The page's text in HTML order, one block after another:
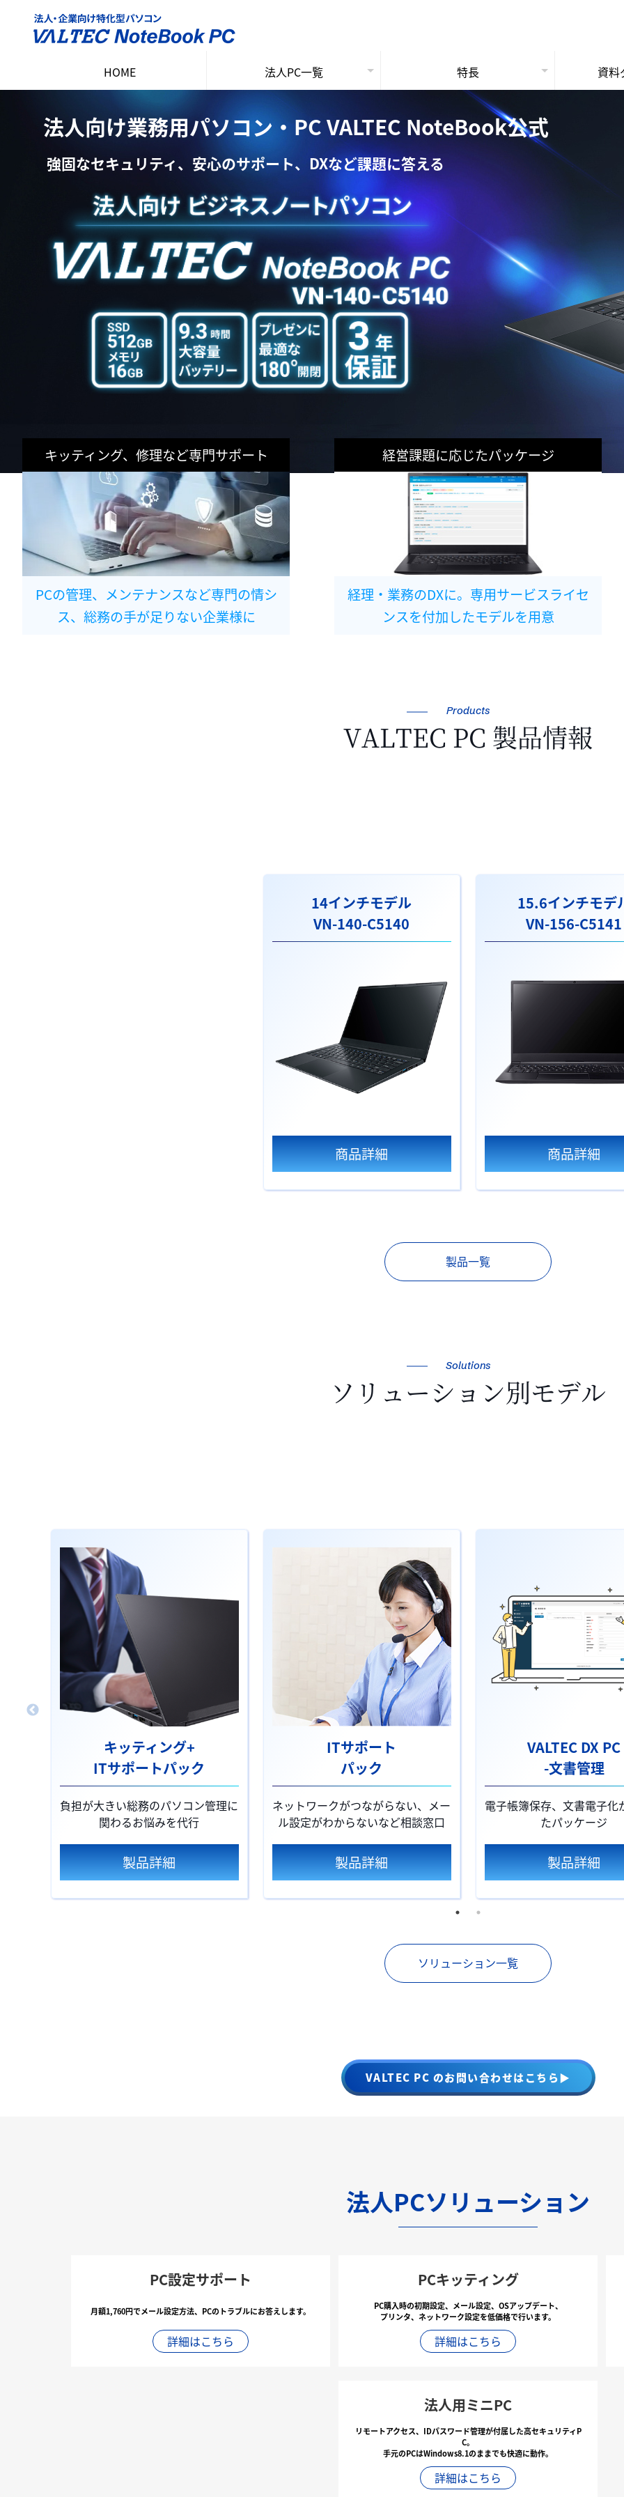
HOME 法人PC一覧
14インチ ノートPC
15インチ ノートPC
ソリューション
特長
法人専門の理由
3年保証
法人PC保守サービス
資料
法人向け業務用パソコン・PC VALTEC NoteBook公式
強固なセキュリティ、安心のサポート、DXなど課題に答える
キッティング、修理など専門サポート
PCの管理、メンテナンスなど専門の情シ
ス、総務の手が足りない企業様に
経営課題に応じたパッケージ
経理・業務のDXに。専用サービスライセ
ンスを付加したモデルを用意
Products
VALTEC PC 製品情報
14インチモデル
VN-140-C5140
商品詳細
15.6インチモデ
VN-156-C5141
商品詳細
製品一覧
Solutions
ソリューション別モデル
キッティング+
ITサポートパック
負担が大きい総務のパソコン管理に
関わるお悩みを代行
製品詳細
ITサポート
パック
ネットワークがつながらない、メー
ル設定がわからないなど相談窓口
製品詳細
VALTEC DX PC
-文書管理
電子帳簿保存、文書電子化
たパッケージ
製品詳細
ソリューション一覧
VALTEC PC のお問い合わせはこちら▶
法人PCソリューション
PC設定サポート
月額1,760円でメール設定方法、PCのトラブルにお答えします。
詳細はこちら
PCキッティング
PC購入時の初期設定、メール設定、OSアップデート、
プリンタ、ネットワーク設定を低価格で行います。
詳細はこちら
法人用ミニPC
リモートアクセス、IDパスワード管理が付属した高セキュリティP
C。
手元のPCはWindows8.1のままでも快適に動作。
詳細はこちら